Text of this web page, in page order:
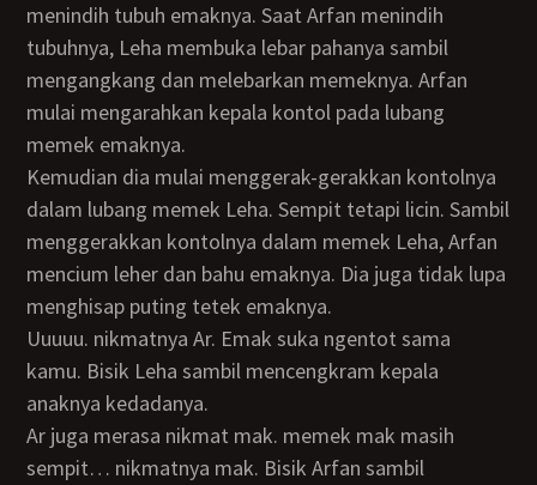
menindih tubuh emaknya. Saat Arfan menindih
tubuhnya, Leha membuka lebar pahanya sambil
mengangkang dan melebarkan memeknya. Arfan
mulai mengarahkan kepala kontol pada lubang
memek emaknya.
Kemudian dia mulai menggerak-gerakkan kontolnya
dalam lubang memek Leha. Sempit tetapi licin. Sambil
menggerakkan kontolnya dalam memek Leha, Arfan
mencium leher dan bahu emaknya. Dia juga tidak lupa
menghisap puting tetek emaknya.
Uuuuu. nikmatnya Ar. Emak suka ngentot sama
kamu. Bisik Leha sambil mencengkram kepala
anaknya kedadanya.
Ar juga merasa nikmat mak. memek mak masih
sempit… nikmatnya mak. Bisik Arfan sambil